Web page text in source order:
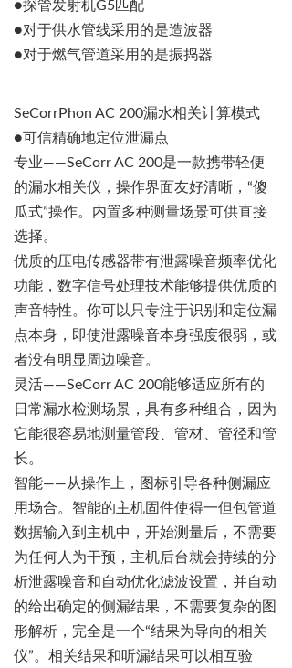
●探管发射机G5匹配
●对于供水管线采用的是造波器
●对于燃气管道采用的是振捣器
SeCorrPhon AC 200漏水相关计算模式
●可信精确地定位泄漏点
专业——SeCorrAC 200是一款携带轻便
的漏水相关仪，操作界面友好清晰， “傻
瓜式”操作。内置多种测量场景可供直接
选择。
优质的压电传感器带有泄露噪音频率优化
功能，数字信号处理技术能够提供优质的
声音特性。你可以只专注于识别和定位漏
点本身，即使泄露噪音本身强度很弱，或
者没有明显周边噪音。
灵活——SeCorrAC 200能够适应所有的
日常漏水检测场景，具有多种组合，因为
它能很容易地测量管段、管材、管径和管
长。
智能——从操作上，图标引导各种侧漏应
用场合。智能的主机固件使得一但包管道
数据输入到主机中，开始测量后，不需要
为任何人为干预，主机后台就会持续的分
析泄露噪音和自动优化滤波设置，并自动
的给出确定的侧漏结果，不需要复杂的图
形解析，完全是一个“结果为导向的相关
仪”。相关结果和听漏结果可以相互验